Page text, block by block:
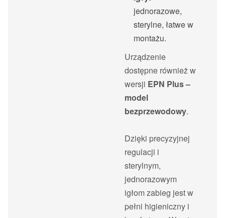
jednorazowe,
sterylne, łatwe w
montażu.
Urządzenie
dostępne również w
wersji EPN Plus –
model
bezprzewodowy.
Dzięki precyzyjnej
regulacji i
sterylnym,
jednorazowym
igłom zabieg jest w
pełni higieniczny i